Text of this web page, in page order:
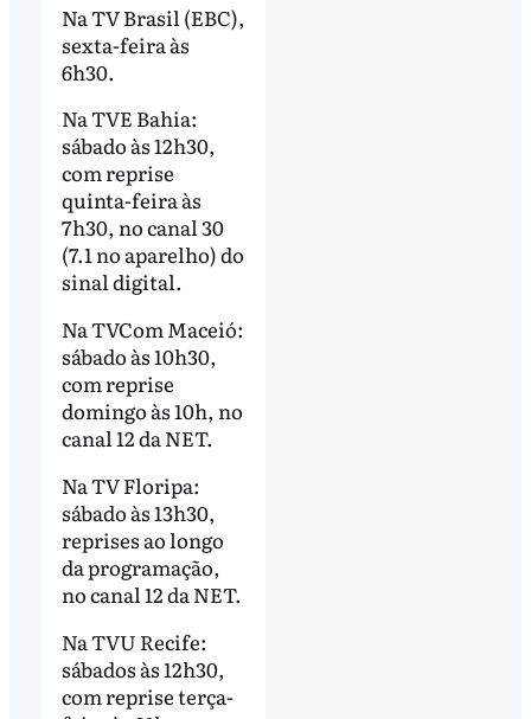
Na TV Brasil (EBC),
sexta-feira às
6h30.
Na TVE Bahia:
sábado às 12h30,
com reprise
quinta-feira às
7h30, no canal 30
(7.1 no aparelho) do
sinal digital.
Na TVCom Maceió:
sábado às 10h30,
com reprise
domingo às 10h, no
canal 12 da NET.
Na TV Floripa:
sábado às 13h30,
reprises ao longo
da programação,
no canal 12 da NET.
Na TVU Recife:
sábados às 12h30,
com reprise terça-